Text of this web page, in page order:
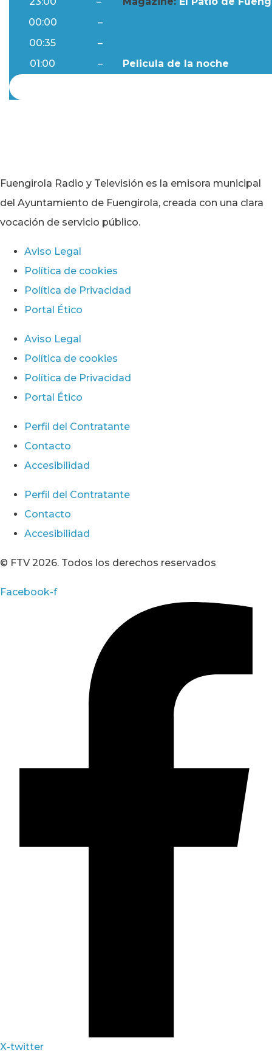
00:00
–
00:35
–
01:00
– Pelicula de la noche
Fuengirola Radio y Televisión es la emisora municipal
del Ayuntamiento de Fuengirola, creada con una clara
vocación de servicio público.
Aviso Legal
Política de cookies
Política de Privacidad
Portal Ético
Aviso Legal
Política de cookies
Política de Privacidad
Portal Ético
Perfil del Contratante
Contacto
Accesibilidad
Perfil del Contratante
Contacto
Accesibilidad
© FTV 2026. Todos los derechos reservados
Facebook-f
X-twitter